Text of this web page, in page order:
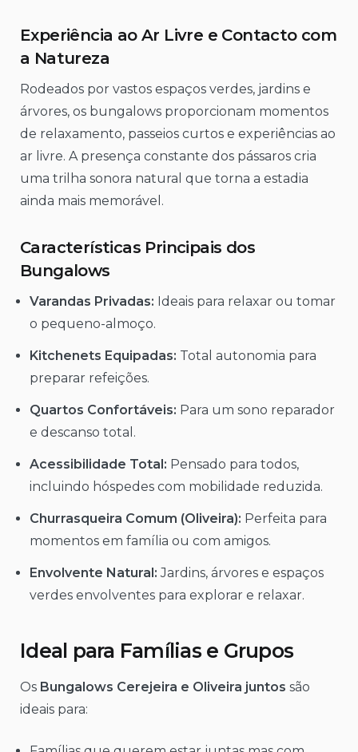
Experiência ao Ar Livre e Contacto com
a Natureza
Rodeados por vastos espaços verdes, jardins e
árvores, os bungalows proporcionam momentos
de relaxamento, passeios curtos e experiências ao
ar livre. A presença constante dos pássaros cria
uma trilha sonora natural que torna a estadia
ainda mais memorável.
Características Principais dos
Bungalows
Varandas Privadas: Ideais para relaxar ou tomar
o pequeno-almoço.
Kitchenets Equipadas: Total autonomia para
preparar refeições.
Quartos Confortáveis: Para um sono reparador
e descanso total.
Acessibilidade Total: Pensado para todos,
incluindo hóspedes com mobilidade reduzida.
Churrasqueira Comum (Oliveira): Perfeita para
momentos em família ou com amigos.
Envolvente Natural: Jardins, árvores e espaços
verdes envolventes para explorar e relaxar.
Ideal para Famílias e Grupos
Os Bungalows Cerejeira e Oliveira juntos são
ideais para: